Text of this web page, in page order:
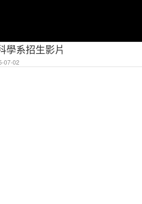
學系招生影片
07-02